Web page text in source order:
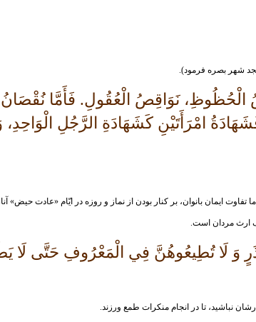
الْحُظُوظِ، نَوَاقِصُ الْعُقُولِ. فَأَمَّا
امْرَأَتَيْنِ كَشَهَادَةِ الرَّجُلِ
تفاوت ايمان بانوان، بر كنار بودن از نماز و روزه در ايّام «عادت
ارث مردان است.
وَ لَا تُطِيعُوهُنَّ فِي الْمَعْرُوفِ حَتَّى لَا
نباشيد، تا در انجام منكرات طمع ورزند.